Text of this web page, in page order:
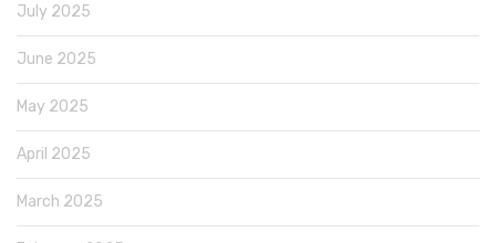
July 2025
June 2025
May 2025
April 2025
March 2025